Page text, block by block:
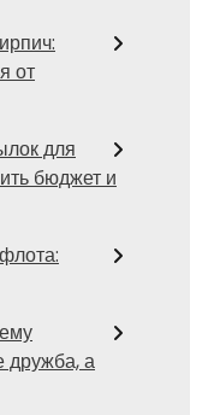
от
для
бюджет и
дружба, а